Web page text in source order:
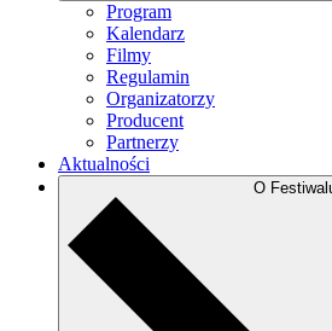
Program
Kalendarz
Filmy
Regulamin
Organizatorzy
Producent
Partnerzy
Aktualności
O